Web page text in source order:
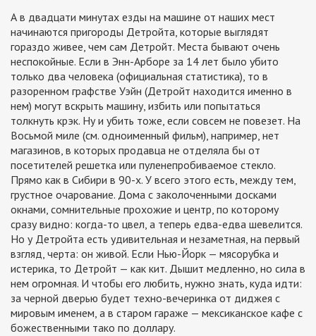
А в двадцати минутах езды на машине от наших мест
начинаются пригороды Детройта, которые выглядят
гораздо живее, чем сам Детройт. Места бывают очень
неспокойные. Если в Энн-Арборе за 14 лет было убито
только два человека (официальная статистика), то в
разоренном графстве Уэйн (Детройт находится именно в
нем) могут вскрыть машину, избить или попытаться
толкнуть крэк. Ну и убить тоже, если совсем не повезет. На
Восьмой миле (см. одноименный фильм), например, нет
магазинов, в которых продавца не отделяла бы от
посетителей решетка или пуленепробиваемое стекло.
Прямо как в Сибири в 90-х. У всего этого есть, между тем,
грустное очарование. Дома с заколоченными досками
окнами, сомнительные прохожие и центр, по которому
сразу видно: когда-то цвел, а теперь едва-едва шевелится.
Но у Детройта есть удивительная и незаметная, на первый
взгляд, черта: он живой. Если Нью-Йорк — мясорубка и
истерика, то Детройт — как кит. Дышит медленно, но сила в
нем огромная. И чтобы его любить, нужно знать, куда идти:
за черной дверью будет техно-вечеринка от диджея с
мировым именем, а в старом гараже — мексиканское кафе с
божественными тако по доллару.